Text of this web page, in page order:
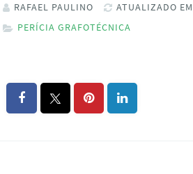
RAFAEL PAULINO
ATUALIZADO
PERÍCIA GRAFOTÉCNICA